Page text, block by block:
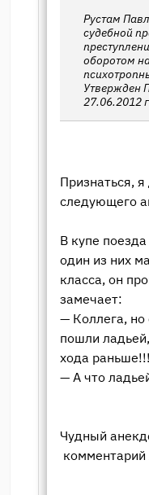
Рустам
судебной
оборотом
Утвержден
27.06.2012
Признаться,
следующего
В купе
один из них
класса, он
замечает:
— Коллега,
пошли
хода раньше!!!
— А что
Чудный